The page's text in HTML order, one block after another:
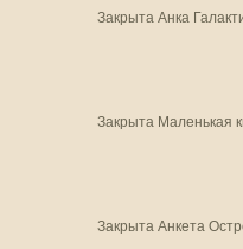
Закрыта Анка
Закрыта Маленькая
Закрыта Анкета